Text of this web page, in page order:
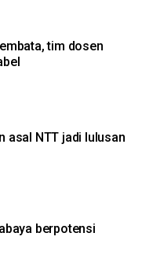
tim dosen
asal NTT jadi lulusan
berpotensi